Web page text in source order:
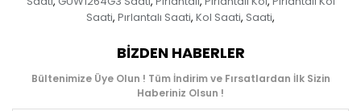
Saati, Pırlantalı Saati, Kol Saati, Saati,
BIZDEN HABERLER
Bültenimize Üye Olun ! Tüm İndirim ve Fırsatlardan İlk Sizin
Haberiniz Olsun !